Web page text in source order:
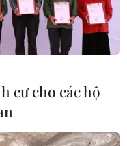
cư cho các hộ